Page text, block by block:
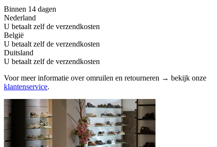
Binnen 14 dagen
Nederland
U betaalt zelf de verzendkosten
België
U betaalt zelf de verzendkosten
Duitsland
U betaalt zelf de verzendkosten
Voor meer informatie over omruilen en retourneren → bekijk onze
klantenservice.